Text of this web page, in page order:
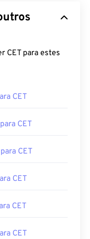
CET para estes
CET
CET
CET
CET
CET
CET